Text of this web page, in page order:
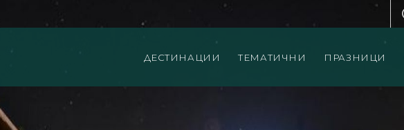
ДЕСТИНАЦИИ ТЕМАТИЧНИ ПРАЗНИЦИ